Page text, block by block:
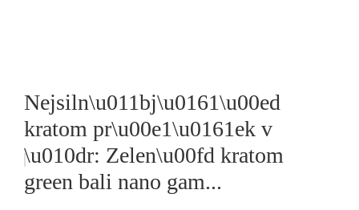
Nejsiln\u011bj\u0161\u00ed
kratom pr\u00e1\u0161ek v
\u010dr: Zelen\u00fd kratom
green bali nano gam...